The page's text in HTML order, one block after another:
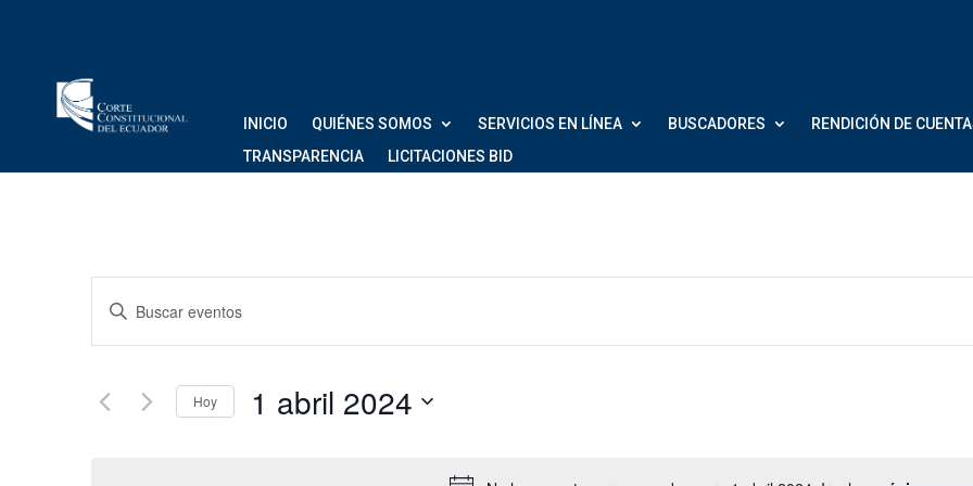
INICIO QUIÉNES SOMOS SERVICIOS EN LÍNEA BUSCADORES
RENDICIÓN DE
TRANSPARENCIA
LICITACIONES BID
Navegación
de
búsqueda
y
Introduce
Busca
Hoy 1 abril 2024